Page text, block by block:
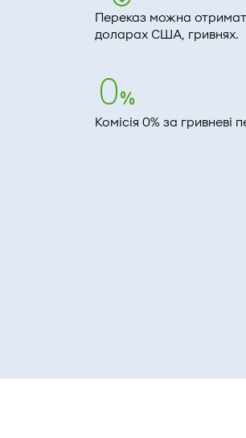
Переказ можна
доларах США, гривнях.
Комісія 0% за гривневі